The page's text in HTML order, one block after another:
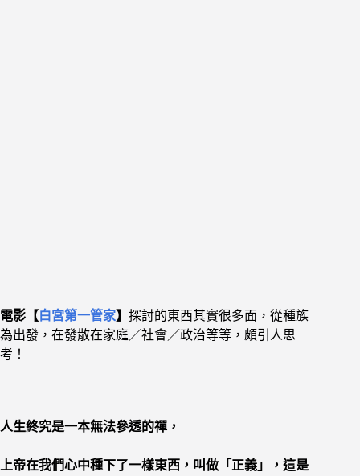
電影【白宮第一管家】 探討的東西其實很多面， 從種族
為出發，在發散在家庭／社會／政治等等，頗引人思
考！
人生終究是一本無法參透的禪，
上帝在我們心中種下了一樣東西，叫做「正義」， 這是